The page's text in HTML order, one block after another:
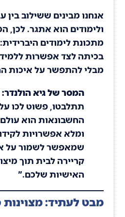
אנחנו מבינים ששילוב
ולימודים הוא אתגר. לכן,
מתכונת לימודים
בכיתה לצד אפשרות
מבלי להתפשר על איכות
המסר של גיא הולנדר:
תתלבטו, פשוט לכו
החשבונאות הוא עולם
ומלא אפשרויות
שמאפשר לשמור על
קריירה לבית תוך
האישיות שלכם."
מבט לעתיד: מצוינות